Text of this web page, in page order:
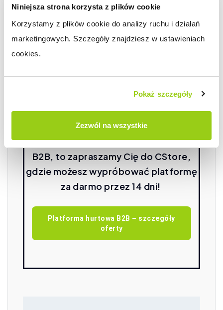
Niniejsza strona korzysta z plików cookie
Korzystamy z plików cookie do analizy ruchu i działań
marketingowych. Szczegóły znajdziesz w ustawieniach
cookies.
Pokaż szczegóły
Zezwól na wszystkie
poświęcić go na rozwój lub obsłużyć w
tym samym czasie większą ilość
zamówień. Jeśli więc ktoś zarządza
małą lub średnią firmą, to Subiekt Nexo
Jeżeli jesteś zainteresowany
prowadzeniem platformy hurtowej
B2B, to zapraszamy Cię do CStore,
gdzie możesz wypróbować platformę
za darmo przez 14 dni!
Platforma hurtowa B2B – szczegóły
oferty